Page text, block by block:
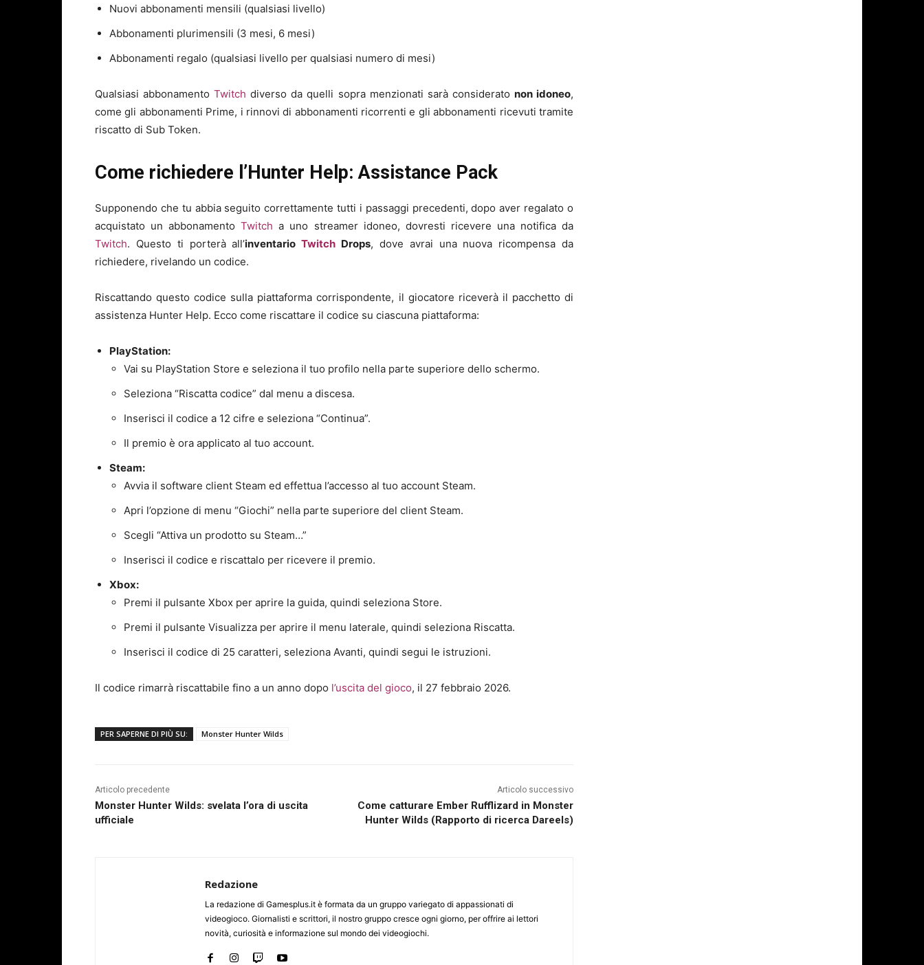
Nuovi abbonamenti mensili (qualsiasi livello)
Abbonamenti plurimensili (3 mesi, 6 mesi)
Abbonamenti regalo (qualsiasi livello per qualsiasi numero di mesi)
Qualsiasi abbonamentoTwitch diverso da quelli sopra menzionati sarà considerato non idoneo,
come gli abbonamenti Prime, i rinnovi di abbonamenti ricorrenti e gli abbonamenti ricevuti tramite
riscatto di Sub Token.
Come richiedere l’Hunter Help: Assistance Pack
Supponendo che tu abbia seguito correttamente tutti i passaggi precedenti, dopo aver regalato o
acquistato un abbonamentoTwitch a uno streamer idoneo, dovresti ricevere una notifica da
Twitch. Questo ti porterà all’inventarioTwitch Drops, dove avrai una nuova ricompensa da
richiedere, rivelando un codice.
Riscattando questo codice sulla piattaforma corrispondente, il giocatore riceverà il pacchetto di
assistenza Hunter Help. Ecco come riscattare il codice su ciascuna piattaforma:
PlayStation:
Vai su PlayStation Store e seleziona il tuo profilo nella parte superiore dello schermo.
Seleziona “Riscatta codice” dal menu a discesa.
Inserisci il codice a 12 cifre e seleziona “Continua”.
Il premio è ora applicato al tuo account.
Steam:
Avvia il software client Steam ed effettua l’accesso al tuo account Steam.
Apri l’opzione di menu “Giochi” nella parte superiore del client Steam.
Scegli “Attiva un prodotto su Steam…”
Inserisci il codice e riscattalo per ricevere il premio.
Xbox:
Premi il pulsante Xbox per aprire la guida, quindi seleziona Store.
Premi il pulsante Visualizza per aprire il menu laterale, quindi seleziona Riscatta.
Inserisci il codice di 25 caratteri, seleziona Avanti, quindi segui le istruzioni.
Il codice rimarrà riscattabile fino a un anno dopo l’uscita del gioco, il 27 febbraio 2026.
PER SAPERNE DI PIÙ SU: Monster Hunter Wilds
Articolo precedente
Monster Hunter Wilds: svelata l’ora di uscita
ufficiale
Articolo successivo
Come catturare Ember Rufflizard in Monster
Hunter Wilds (Rapporto di ricerca Dareels)
Redazione
La redazione di Gamesplus.it è formata da un gruppo variegato di appassionati di
videogioco. Giornalisti e scrittori, il nostro gruppo cresce ogni giorno, per offrire ai lettori
novità, curiosità e informazione sul mondo dei videogiochi.